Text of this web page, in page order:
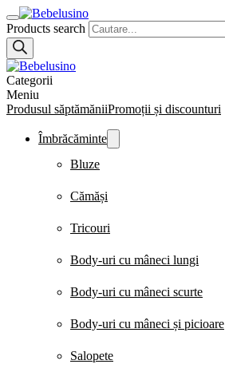
Products search
Categorii
Meniu
Produsul săptămăniiPromoții și discounturi
Îmbrăcăminte
Bluze
Cămăși
Tricouri
Body-uri cu mâneci lungi
Body-uri cu mâneci scurte
Body-uri cu mâneci și picioare
Salopete